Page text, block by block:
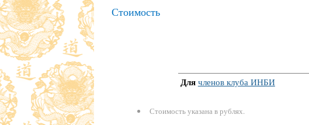
Стоимость
Для членов клуба ИНБИ
Стоимость указана в рублях.